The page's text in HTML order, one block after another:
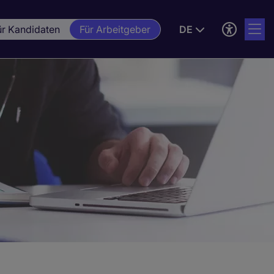
Kandidaten Für Arbeitgeber DE